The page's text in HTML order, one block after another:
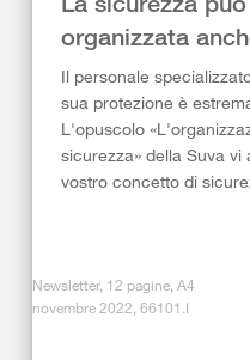
organizzata
Il personale
sua protezione è
L'opuscolo
sicurezza» della Suva vi
vostro concetto di
Newsletter, 12 pagine, A4
novembre 2022, 66101.I